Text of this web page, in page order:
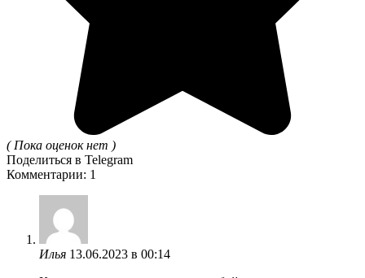
( Пока оценок нет )
Поделиться в Telegram
Комментарии: 1
Илья 13.06.2023 в 00:14